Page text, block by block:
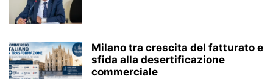
Milano tra crescita del fatturato e
sfida alla desertificazione
commerciale